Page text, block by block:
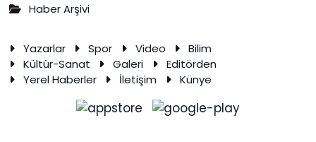
Haber Arşivi
Yazarlar Spor Video
Bilim
Kültür-Sanat
Galeri
Editörden
Yerel Haberler
İletişim Künye